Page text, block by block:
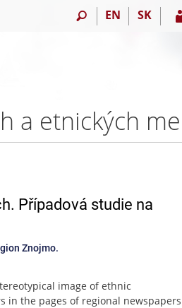
EN SK
Případová studie na
Znojmo.
image of ethnic
in the pages of regional newspapers